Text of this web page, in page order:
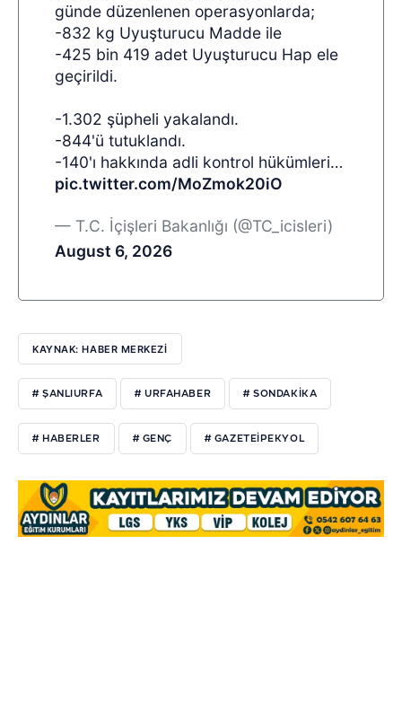
günde düzenlenen operasyonlarda;
-832 kg Uyuşturucu Madde ile
-425 bin 419 adet Uyuşturucu Hap ele
geçirildi.
-1.302 şüpheli yakalandı.
-844'ü tutuklandı.
-140'ı hakkında adli kontrol hükümleri…
pic.twitter.com/MoZmok20iO
— T.C. İçişleri Bakanlığı (@TC_icisleri)
August 6, 2026
KAYNAK: HABER MERKEZI
# ŞANLIURFA # URFAHABER # SONDAKIKA
# HABERLER # GENÇ # GAZETEIPEKYOL